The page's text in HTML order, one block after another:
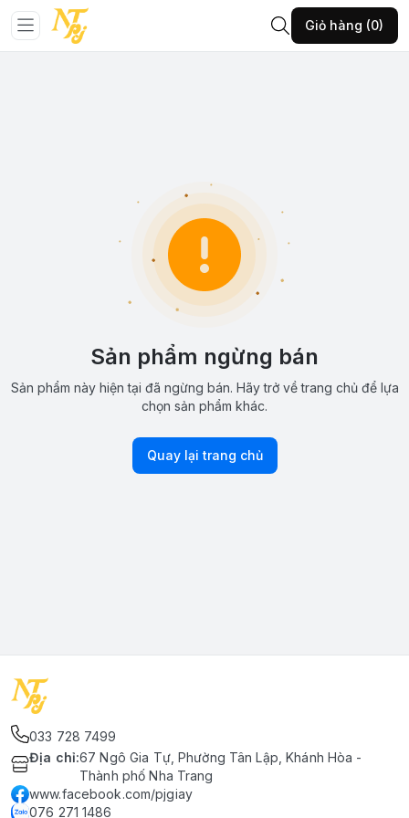
Giỏ hàng (0)
Sản phẩm ngừng bán
Sản phẩm này hiện tại đã ngừng bán. Hãy trở về trang chủ để lựa
chọn sản phẩm khác.
Quay lại trang chủ
033 728 7499
Địa chỉ:67 Ngô Gia Tự, Phường Tân Lập, Khánh Hòa -
Thành phố Nha Trang
www.facebook.com/pjgiay
076 271 1486